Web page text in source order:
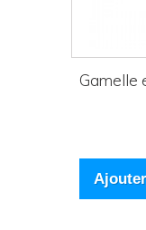
Gamelle